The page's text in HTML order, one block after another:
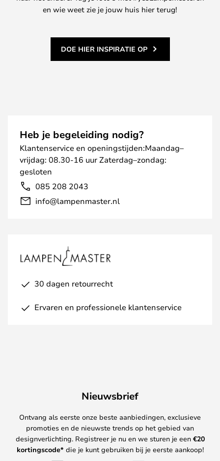
en wie weet zie je jouw huis hier terug!
DOE HIER INSPIRATIE OP
Heb je begeleiding nodig?
Klantenservice en openingstijden:Maandag–
vrijdag: 08.30-16 uur Zaterdag–zondag:
gesloten
085 208 2043
info@lampenmaster.nl
30 dagen retourrecht
Ervaren en professionele klantenservice
Nieuwsbrief
Ontvang als eerste onze beste aanbiedingen, exclusieve
promoties en de nieuwste trends op het gebied van
designverlichting. Registreer je nu en we sturen je een €20
kortingscode* die je kunt gebruiken bij je eerste aankoop!